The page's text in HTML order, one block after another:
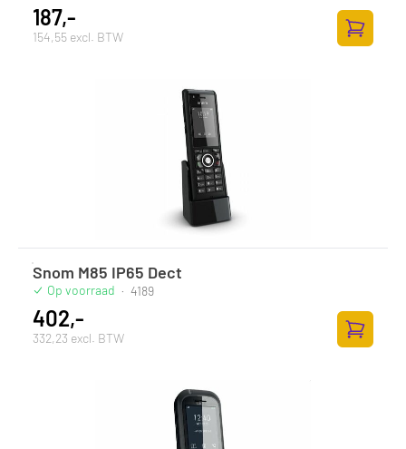
187,-
154,55 excl. BTW
Zum
Snom M85 IP65 Dect
Op voorraad · 4189
402,-
332,23 excl. BTW
Zum